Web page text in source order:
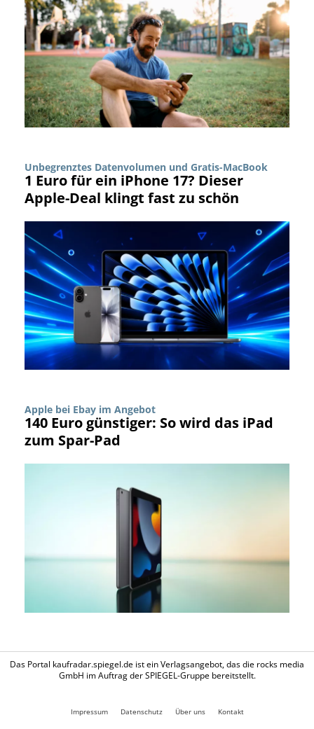
Unbegrenztes Datenvolumen und Gratis-MacBook
1 Euro für ein iPhone 17? Dieser
Apple-Deal klingt fast zu schön
Apple bei Ebay im Angebot
140 Euro günstiger: So wird das iPad
zum Spar-Pad
Das Portal kaufradar.spiegel.de ist ein Verlagsangebot, das die rocks media
GmbH im Auftrag der SPIEGEL-Gruppe bereitstellt.
Impressum Datenschutz Über uns Kontakt